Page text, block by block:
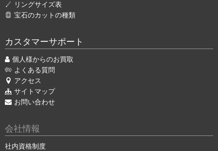
リングサイズ表
宝石のカットの種類
カスタマーサポート
個人様からのお買取
よくある質問
アクセス
サイトマップ
お問い合わせ
会社情報
社内資格制度